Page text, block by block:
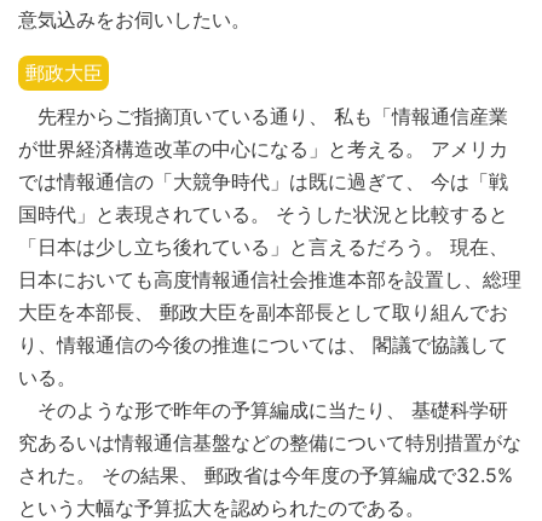
意気込みをお伺いしたい。
郵政大臣
先程からご指摘頂いている通り、 私も「情報通信産業
が世界経済構造改革の中心になる」と考える。 アメリカ
では情報通信の「大競争時代」は既に過ぎて、 今は「戦
国時代」と表現されている。 そうした状況と比較すると
「日本は少し立ち後れている」と言えるだろう。 現在、
日本においても高度情報通信社会推進本部を設置し、総理
大臣を本部長、 郵政大臣を副本部長として取り組んでお
り、情報通信の今後の推進については、 閣議で協議して
いる。
そのような形で昨年の予算編成に当たり、 基礎科学研
究あるいは情報通信基盤などの整備について特別措置がな
された。 その結果、 郵政省は今年度の予算編成で32.5%
という大幅な予算拡大を認められたのである。